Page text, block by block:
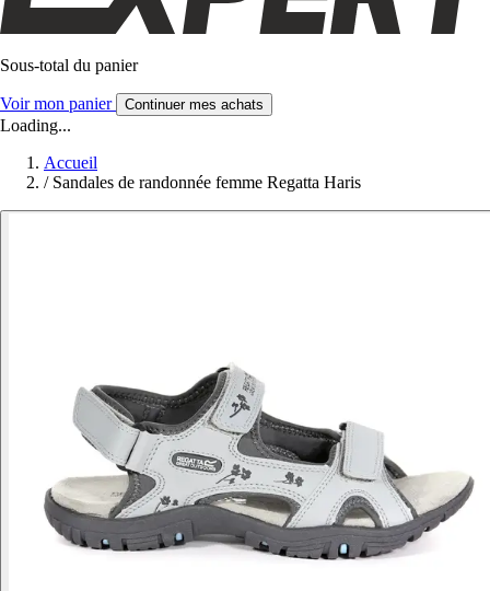
Sous-total du panier
Voir mon panier Continuer mes achats
Loading...
Accueil
/ Sandales de randonnée femme Regatta Haris